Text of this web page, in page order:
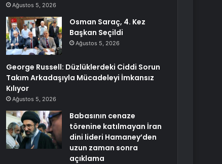
Ağustos 5, 2026
Osman Saraç, 4. Kez
Başkan Seçildi
Ağustos 5, 2026
George Russell: Düzlüklerdeki Ciddi Sorun
Takım Arkadaşıyla Mücadeleyi İmkansız
Kılıyor
Ağustos 5, 2026
Babasının cenaze
törenine katılmayan İran
dini lideri Hamaney’den
uzun zaman sonra
açıklama